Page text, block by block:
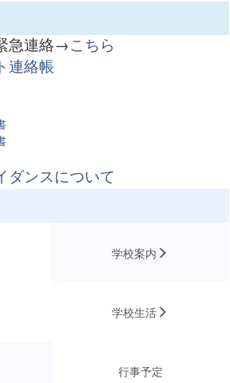
急連絡→こちら
連絡帳
ダンスについて
学校案内
学校生活
行事予定